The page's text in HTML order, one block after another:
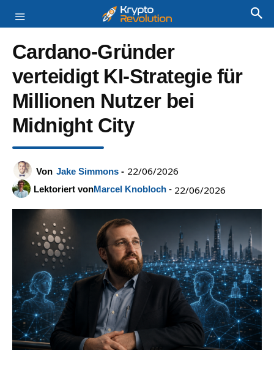
Cardano-Gründer
verteidigt KI-Strategie für
Millionen Nutzer bei
Midnight City
Von Jake Simmons - 22/06/2026
Lektoriert vonMarcel Knobloch - 22/06/2026